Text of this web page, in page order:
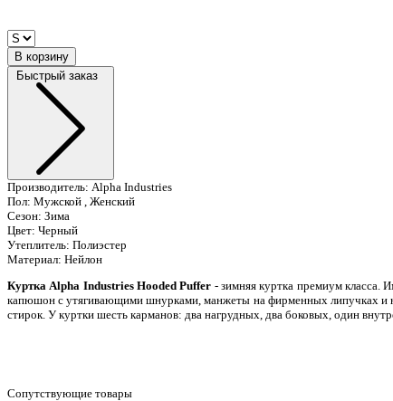
В корзину
Быстрый заказ
Производитель: Alpha Industries
Пол: Мужской , Женский
Сезон: Зима
Цвет: Черный
Утеплитель: Полиэстер
Материал: Нейлон
Куртка Alpha Industries Hooded Puffer - зимняя куртка премиум класса.
капюшон с утягивающими шнурками, манжеты на фирменных липучках и
стирок. У куртки шесть карманов: два нагрудных, два боковых, один
Сопутствующие товары